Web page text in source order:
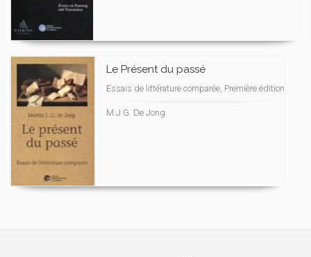
Le Présent du passé
Essais de littérature comparée, Première édition
M.J.G. De Jong